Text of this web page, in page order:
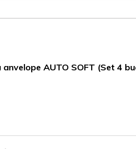
anvelope AUTO SOFT (Set 4